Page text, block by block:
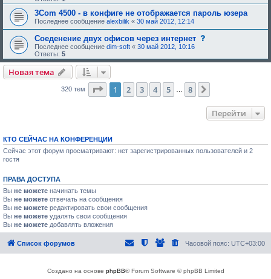
3Com 4500 - в конфиге не отображается пароль юзера
Последнее сообщение alexbilik « 30 май 2012, 12:14
Соеденение двух офисов через интернет
б
е
ю
щ
я
:
Последнее сообщение dim-soft « 30 май 2012, 10:16
Ответы: 5
Новая тема
320 тем Страница из
1 2 3 4 5 8
Перейти
КТО СЕЙЧАС НА КОНФЕРЕНЦИИ
Сейчас этот форум просматривают: нет зарегистрированных пользователей и 2
гостя
ПРАВА ДОСТУПА
Вы не можете начинать темы
Вы не можете отвечать на сообщения
Вы не можете редактировать свои сообщения
Вы не можете удалять свои сообщения
Вы не можете добавлять вложения
Список форумов Часовой пояс: UTC+03:00
Создано на основе phpBB® Forum Software © phpBB Limited